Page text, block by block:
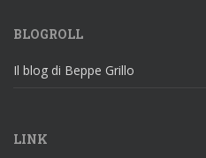
BLOGROLL
Il blog di Beppe Grillo
LINK